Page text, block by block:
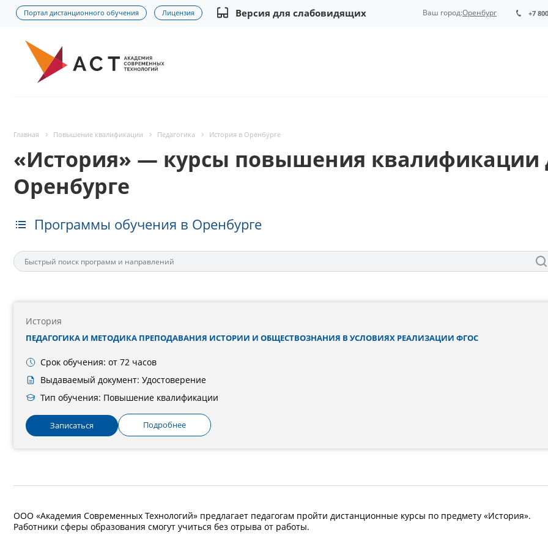
Портал дистанционного обучения Лицензия Версия для слабовидящих +7
Ваш город:Оренбург
Главная Повышение квалификации Педагогика История в Оренбурге
«История» — курсы повышения квалификации
Оренбурге
Программы обучения в Оренбурге
История
ПЕДАГОГИКА И МЕТОДИКА ПРЕПОДАВАНИЯ ИСТОРИИ И ОБЩЕСТВОЗНАНИЯ В УСЛОВИЯХ РЕАЛИЗАЦИИ ФГОС
Срок обучения: от 72 часов
Выдаваемый документ: Удостоверение
Тип обучения: Повышение квалификации
Записаться Подробнее
ООО «Академия Современных Технологий» предлагает педагогам пройти дистанционные курсы по предмету «История».
Работники сферы образования смогут учиться без отрыва от работы.